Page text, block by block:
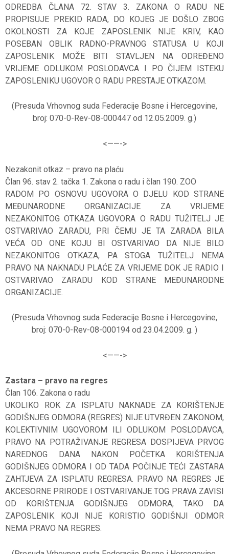
ODREDBA ČLANA 72. STAV 3. ZAKONA O RADU NE
PROPISUJE PREKID RADA, DO KOJEG JE DOŠLO ZBOG
OKOLNOSTI ZA KOJE ZAPOSLENIK NIJE KRIV, KAO
POSEBAN OBLIK RADNO-PRAVNOG STATUSA U KOJI
ZAPOSLENIK MOŽE BITI STAVLJEN NA ODREĐENO
VRIJEME ODLUKOM POSLODAVCA I PO ČIJEM ISTEKU
ZAPOSLENIKU UGOVOR O RADU PRESTAJE OTKAZOM.
(Presuda Vrhovnog suda Federacije Bosne i Hercegovine,
broj: 070-0-Rev-08-000447 od 12.05.2009. g.)
<——->
Nezakonit otkaz – pravo na plaću
Član 96. stav 2. tačka 1. Zakona o radu i član 190. ZOO
RADOM PO OSNOVU UGOVORA O DJELU KOD STRANE
MEĐUNARODNE ORGANIZACIJE ZA VRIJEME
NEZAKONITOG OTKAZA UGOVORA O RADU TUŽITELJ JE
OSTVARIVAO ZARADU, PRI ČEMU JE TA ZARADA BILA
VEĆA OD ONE KOJU BI OSTVARIVAO DA NIJE BILO
NEZAKONITOG OTKAZA, PA STOGA TUŽITELJ NEMA
PRAVO NA NAKNADU PLAĆE ZA VRIJEME DOK JE RADIO I
OSTVARIVAO ZARADU KOD STRANE MEĐUNARODNE
ORGANIZACIJE.
(Presuda Vrhovnog suda Federacije Bosne i Hercegovine,
broj: 070-0-Rev-08-000194 od 23.04.2009. g. )
<——->
Zastara – pravo na regres
Član 106. Zakona o radu
UKOLIKO ROK ZA ISPLATU NAKNADE ZA KORIŠTENJE
GODIŠNJEG ODMORA (REGRES) NIJE UTVRĐEN ZAKONOM,
KOLEKTIVNIM UGOVOROM ILI ODLUKOM POSLODAVCA,
PRAVO NA POTRAŽIVANJE REGRESA DOSPIJEVA PRVOG
NAREDNOG DANA NAKON POČETKA KORIŠTENJA
GODIŠNJEG ODMORA I OD TADA POČINJE TEĆI ZASTARA
ZAHTJEVA ZA ISPLATU REGRESA. PRAVO NA REGRES JE
AKCESORNE PRIRODE I OSTVARIVANJE TOG PRAVA ZAVISI
OD KORIŠTENJA GODIŠNJEG ODMORA, TAKO DA
ZAPOSLENIK KOJI NIJE KORISTIO GODIŠNJI ODMOR
NEMA PRAVO NA REGRES.